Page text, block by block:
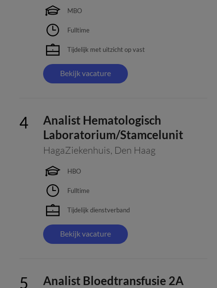
MBO
Fulltime
Tijdelijk met uitzicht op vast
Bekijk vacature
Analist Hematologisch
Laboratorium/Stamcelunit
HagaZiekenhuis, Den Haag
HBO
Fulltime
Tijdelijk dienstverband
Bekijk vacature
Analist Bloedtransfusie 2A